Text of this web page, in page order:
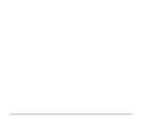
Święto Zielin - Koncert